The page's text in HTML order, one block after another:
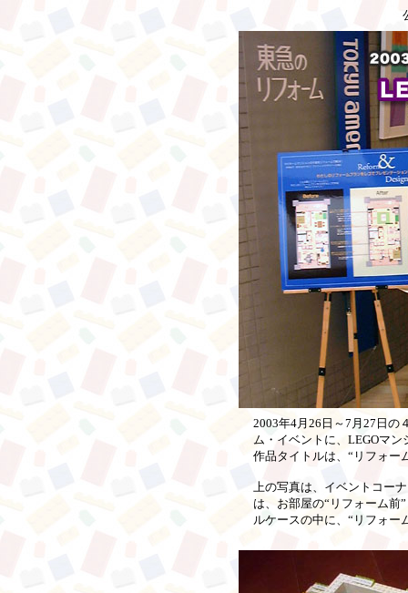
2003年4月26日～7月27日の
ム・イベントに、LEGOマ
作品タイトルは、“リフォー
上の写真は、イベントコー
は、お部屋の“リフォーム前
ルケースの中に、“リフォー